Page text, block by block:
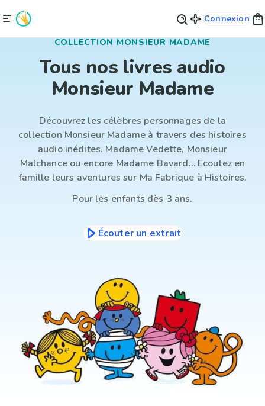
Connexion
COLLECTION MONSIEUR MADAME
Tous nos livres audio
Monsieur Madame
Découvrez les célèbres personnages de la
collection Monsieur Madame à travers des histoires
audio inédites. Madame Vedette, Monsieur
Malchance ou encore Madame Bavard… Ecoutez en
famille leurs aventures sur Ma Fabrique à Histoires.
Pour les enfants dès 3 ans.
Écouter un extrait